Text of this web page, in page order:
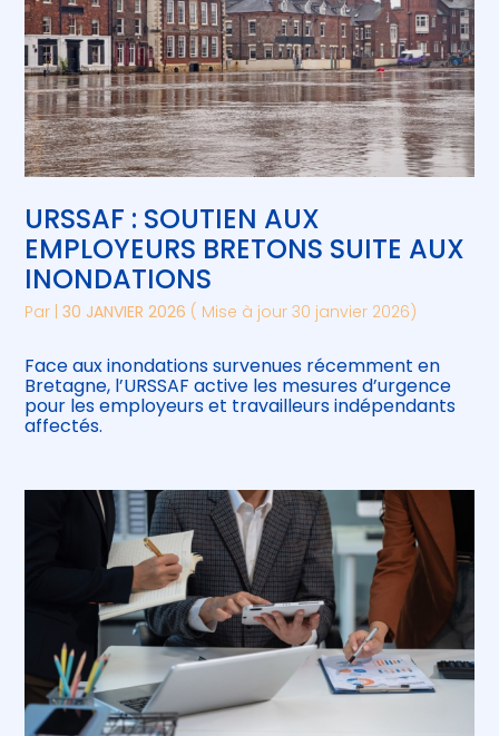
URSSAF : SOUTIEN AUX
EMPLOYEURS BRETONS SUITE AUX
INONDATIONS
Par |30 JANVIER 2026 ( Mise à jour 30 janvier 2026)
Face aux inondations survenues récemment en
Bretagne, l’URSSAF active les mesures d’urgence
pour les employeurs et travailleurs indépendants
affectés.